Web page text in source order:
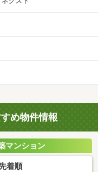
め物件情報
マンション
着順